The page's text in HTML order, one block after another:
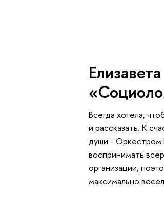
Всегда хотела,
и рассказать. К
души - Оркестром
воспринимать
организации,
максимально